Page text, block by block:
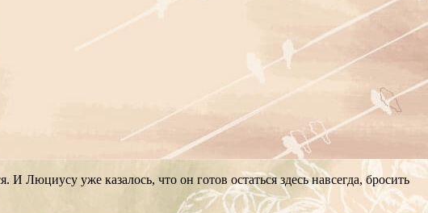
Люциусу уже казалось, что он готов остаться здесь навсегда, бросить